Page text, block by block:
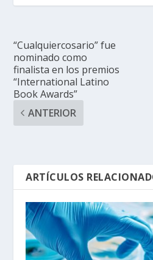
“Cualquiercosario” fue
nominado como
finalista en los premios
“International Latino
Book Awards”
ANTERIOR
ARTÍCULOS